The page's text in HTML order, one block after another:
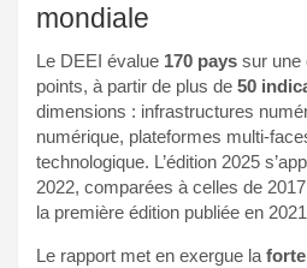
mondiale
Le DEEI évalue 170 pays sur une
points, à partir de plus de 50
dimensions : infrastructures
numérique, plateformes multi-
technologique. L’édition 2025
2022, comparées à celles de
la première édition publiée en
Le rapport met en exergue la